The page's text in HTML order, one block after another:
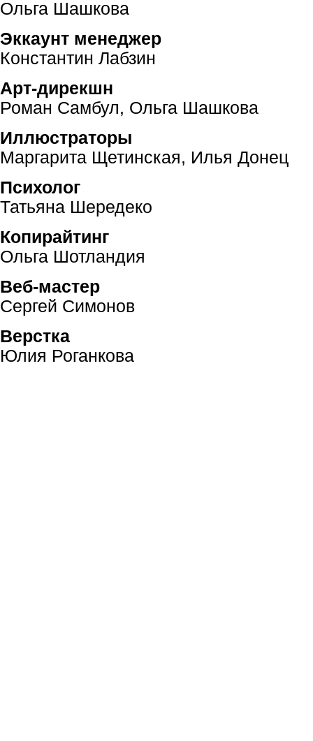
Ольга Шашкова
Эккаунт менеджер
Константин Лабзин
Арт-дирекшн
Роман Самбул, Ольга Шашкова
Иллюстраторы
Маргарита Щетинская, Илья Донец
Психолог
Татьяна Шередеко
Копирайтинг
Ольга Шотландия
Веб-мастер
Сергей Симонов
Верстка
Юлия Роганкова